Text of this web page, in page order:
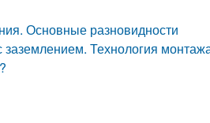
Основные разновидности
Технология